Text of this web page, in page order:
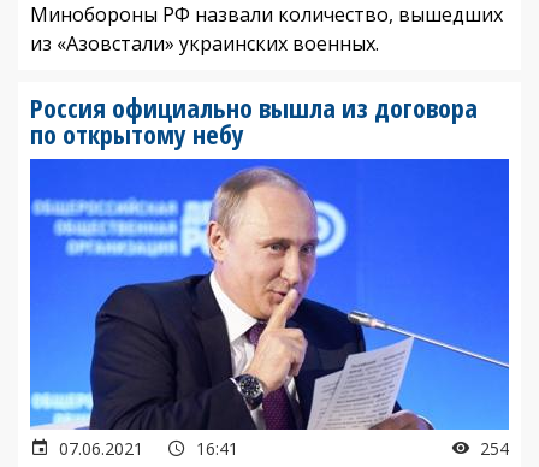
Минобороны РФ назвали количество, вышедших
из «Азовстали» украинских военных.
Россия официально вышла из договора
по открытому небу
07.06.2021 16:41 254